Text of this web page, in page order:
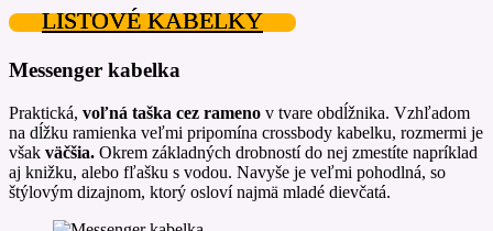
LISTOVÉ KABELKY
Messenger kabelka
Praktická, voľná taška cez rameno v tvare obdĺžnika. Vzhľadom
na dĺžku ramienka veľmi pripomína crossbody kabelku, rozmermi je
však väčšia. Okrem základných drobností do nej zmestíte napríklad
aj knižku, alebo fľašku s vodou. Navyše je veľmi pohodlná, so
štýlovým dizajnom, ktorý osloví najmä mladé dievčatá.